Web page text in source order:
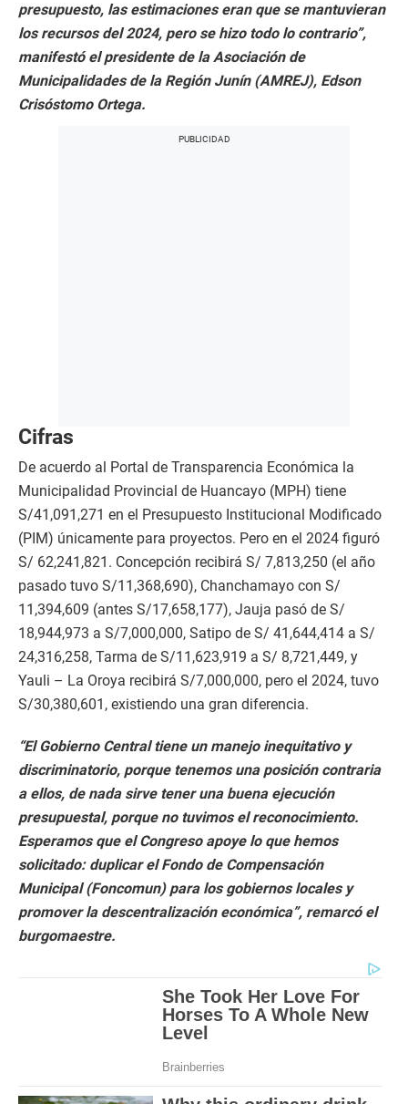
presupuesto, las estimaciones eran que se mantuvieran
los recursos del 2024, pero se hizo todo lo contrario”,
manifestó el presidente de la Asociación de
Municipalidades de la Región Junín (AMREJ), Edson
Crisóstomo Ortega.
Cifras
De acuerdo al Portal de Transparencia Económica la
Municipalidad Provincial de Huancayo (MPH) tiene
S/41,091,271 en el Presupuesto Institucional Modificado
(PIM) únicamente para proyectos. Pero en el 2024 figuró
S/ 62,241,821. Concepción recibirá S/ 7,813,250 (el año
pasado tuvo S/11,368,690), Chanchamayo con S/
11,394,609 (antes S/17,658,177), Jauja pasó de S/
18,944,973 a S/7,000,000, Satipo de S/ 41,644,414 a S/
24,316,258, Tarma de S/11,623,919 a S/ 8,721,449, y
Yauli – La Oroya recibirá S/7,000,000, pero el 2024, tuvo
S/30,380,601, existiendo una gran diferencia.
“El Gobierno Central tiene un manejo inequitativo y
discriminatorio, porque tenemos una posición contraria
a ellos, de nada sirve tener una buena ejecución
presupuestal, porque no tuvimos el reconocimiento.
Esperamos que el Congreso apoye lo que hemos
solicitado: duplicar el Fondo de Compensación
Municipal (Foncomun) para los gobiernos locales y
promover la descentralización económica”, remarcó el
burgomaestre.